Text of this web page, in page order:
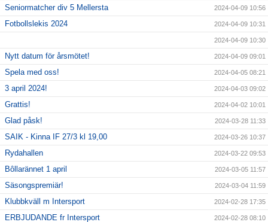
Seniormatcher div 5 Mellersta 2024-04-09 10:56
Fotbollslekis 2024 2024-04-09 10:31
2024-04-09 10:30
Nytt datum för årsmötet! 2024-04-09 09:01
Spela med oss! 2024-04-05 08:21
3 april 2024! 2024-04-03 09:02
Grattis! 2024-04-02 10:01
Glad påsk! 2024-03-28 11:33
SAIK - Kinna IF 27/3 kl 19,00 2024-03-26 10:37
Rydahallen 2024-03-22 09:53
Bôllarännet 1 april 2024-03-05 11:57
Säsongspremiär! 2024-03-04 11:59
Klubbkväll m Intersport 2024-02-28 17:35
ERBJUDANDE fr Intersport 2024-02-28 08:10